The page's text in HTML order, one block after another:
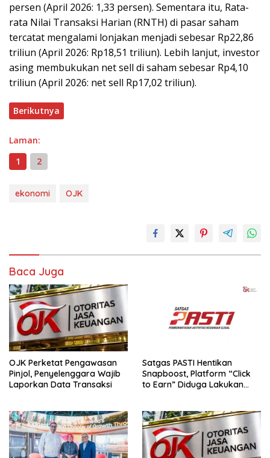
persen (April 2026: 1,33 persen). Sementara itu, Rata-
rata Nilai Transaksi Harian (RNTH) di pasar saham
tercatat mengalami lonjakan menjadi sebesar Rp22,86
triliun (April 2026: Rp18,51 triliun). Lebih lanjut, investor
asing membukukan net sell di saham sebesar Rp4,10
triliun (April 2026: net sell Rp17,02 triliun).
Berikutnya
Laman:
1
2
ekonomi OJK
Baca Juga
OJK Perketat Pengawasan
Pinjol, Penyelenggara Wajib
Laporkan Data Transaksi
Satgas PASTI Hentikan
Snapboost, Platform “Click
to Earn” Diduga Lakukan